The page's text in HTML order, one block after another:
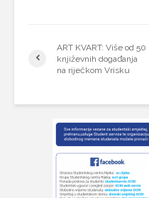
ART KVART: Više od 50
književnih događanja
na riječkom Vrisku